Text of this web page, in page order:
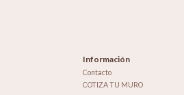
Información
Contacto
COTIZA TU MURO